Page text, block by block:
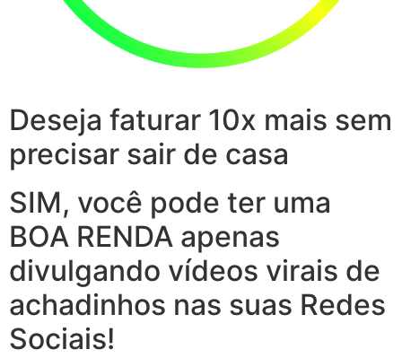
Deseja faturar 10x mais sem
precisar sair de casa
SIM, você pode ter uma
BOA RENDA apenas
divulgando vídeos virais de
achadinhos nas suas Redes
Sociais!